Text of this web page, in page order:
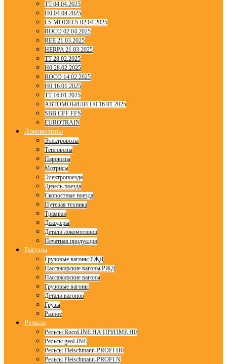
TT 04.04.2025
H0 04.04.2025
LS MODELS 02.04.2025
ROCO 02.04.2025
REE 21.03.2025
HERPA 21.03.2025
TT 28.02.2025
H0 28.02.2025
ROCO 14.02.2025
H0 16.01.2025
TT 16.01.2025
АВТОМОБИЛИ H0 16.01.2025
SBB CFF FFS
EUROTRAIN
Локомотивы
Электровозы
Тепловозы
Паровозы
Мотрисы
Электропоезда
Дизель-поезда
Скоростные поезда
Путевая техника
Трамваи
Декодеры
Детали локомотивов
Печатная продукция
Вагоны
Грузовые вагоны РЖД
Пассажирские вагоны РЖД
Пассажирские вагоны
Грузовые вагоны
Детали вагонов
Грузы
Разное
Рельсы
Рельсы RocoLINE НА ПРИЗМЕ H0
Рельсы geoLINE
Рельсы Fleischmann-PROFI H0
Рельсы Fleischmann-PROFI N